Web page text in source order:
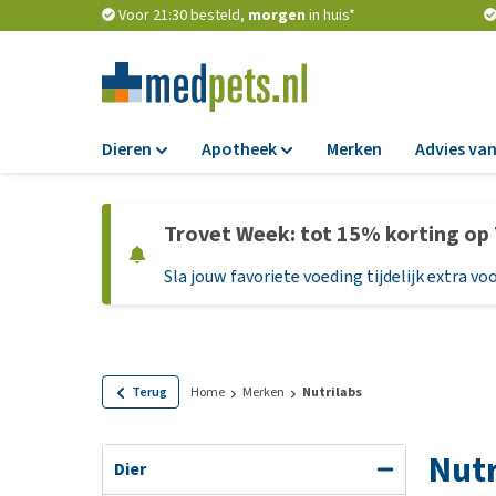
Voor 21:30 besteld, morgen in huis*
Dieren
Hondenbrokken
Natvoer
Graanvrij
Glutenvrij
Apotheek
Vlooien en teken
Ontworming
Medische
Merken Advies
Trovet Week: tot 15% korting
Sla jouw favoriete voeding tijdelijk extra
Terug Home Merken Nutrilabs
Dier